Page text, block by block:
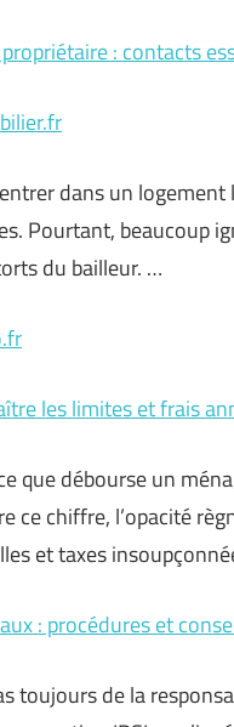
: contacts
dans un
Pourtant, beaucoup
du bailleur. …
les limites et frais
que débourse un
ce chiffre, l’opacité
et taxes
: procédures et
toujours de la